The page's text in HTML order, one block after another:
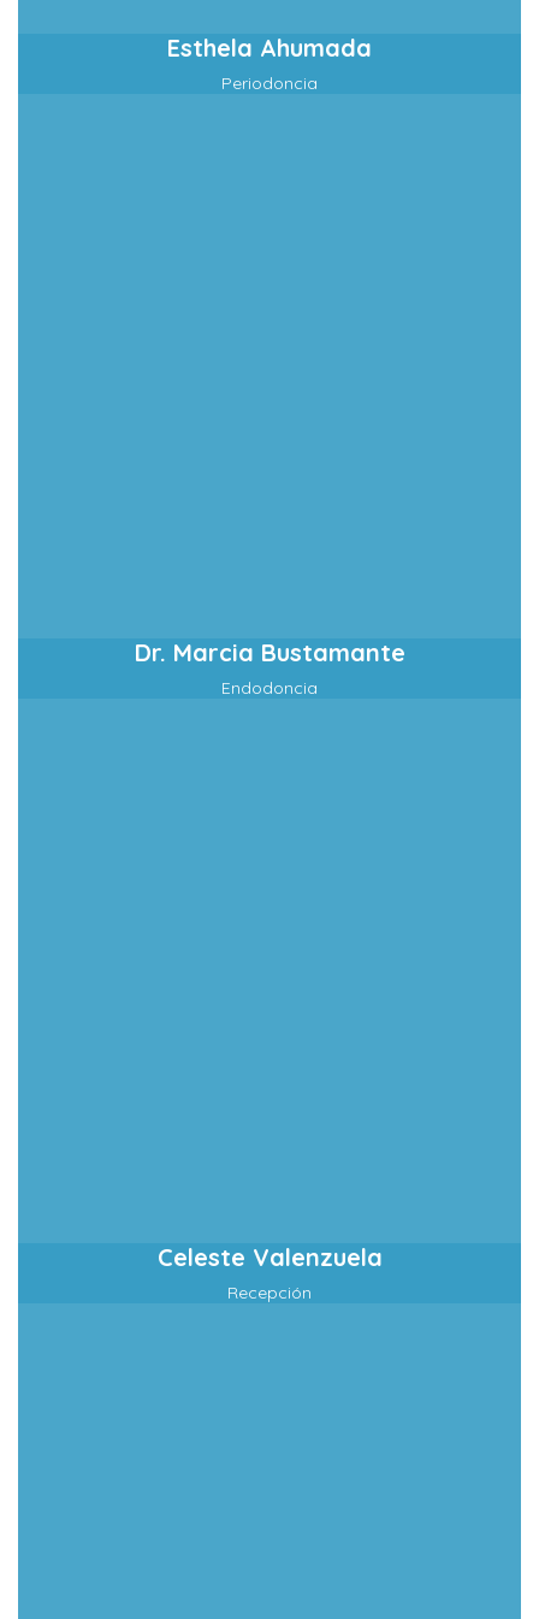
Esthela Ahumada
Periodoncia
Dr. Marcia Bustamante
Endodoncia
Celeste Valenzuela
Recepción